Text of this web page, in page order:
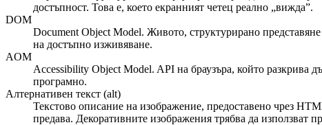
достъпност. Това е, което екранният четец реално „вижда”.
DOM
Document Object Model. Живото, структурирано
на достъпно изживяване.
AOM
Accessibility Object Model. API на браузъра, който разкрива
програмно.
Алтернативен текст (alt)
Текстово описание на изображение, предоставено чрез
предава. Декоративните изображения трябва да използват